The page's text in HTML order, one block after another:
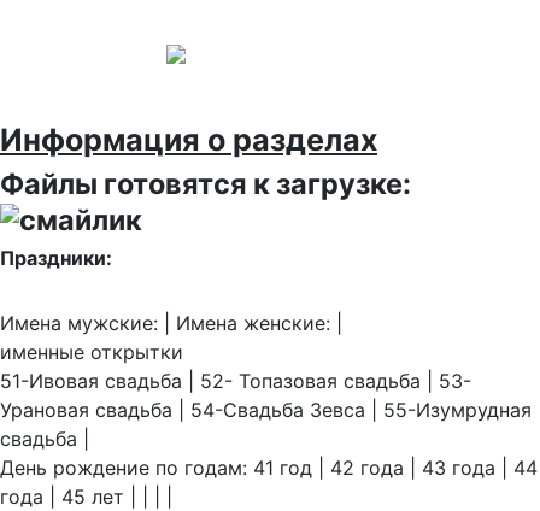
Информация о разделах
Файлы готовятся к загрузке:
Праздники:
Имена мужские: | Имена женские: |
именные открытки
51-Ивовая свадьба | 52- Топазовая свадьба | 53-
Урановая свадьба | 54-Свадьба Зевса | 55-Изумрудная
свадьба |
День рождение по годам: 41 год | 42 года | 43 года | 44
года | 45 лет | | | |